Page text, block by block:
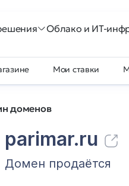
Облако и ИТ-
Мои ставки
доменов
parimar.ru
Домен продаётся